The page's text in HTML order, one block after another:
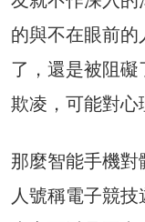
的與不在眼前
了，還是被阻
欺凌，可能對心
那麼智能手機
人號稱電子競技